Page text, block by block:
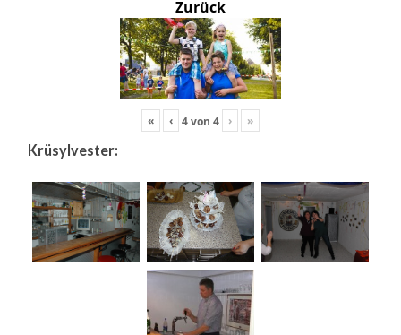
Zurück
« ‹ 4von 4 › »
Krüsylvester: